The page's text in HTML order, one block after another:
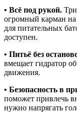
• Всё под рукой.
огромный карман
для питательных
доступен.
• Питьё без
вмещает гидратор
движения.
• Безопасность в
поможет привлечь
нужно напрягать